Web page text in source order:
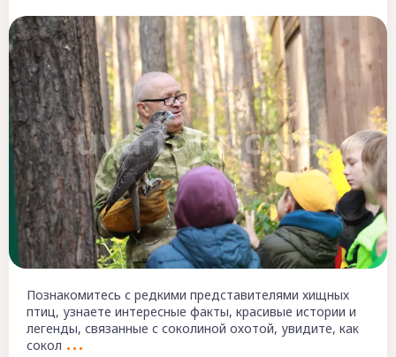
Познакомитесь с редкими представителями хищных
птиц, узнаете интересные факты, красивые истории и
легенды, связанные с соколиной охотой, увидите, как
сокол